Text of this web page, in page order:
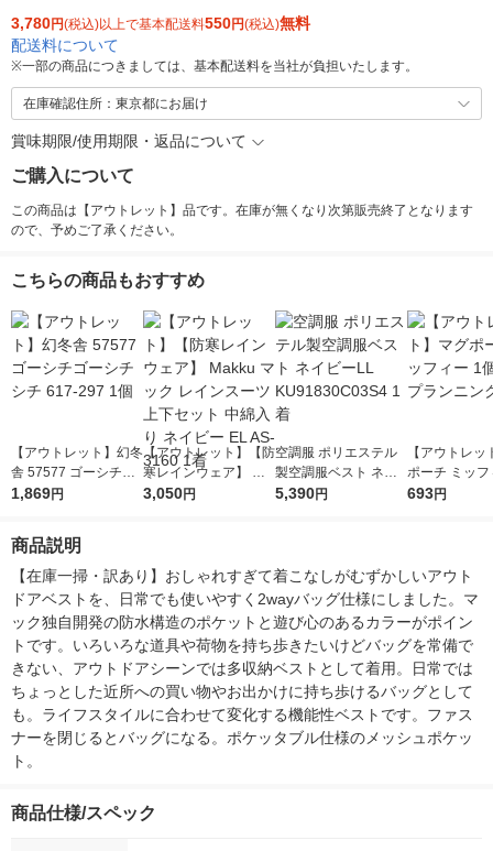
3,780円(税込)以上で基本配送料550円(税込)無料
配送料について
※一部の商品につきましては、基本配送料を当社が負担いたします。
在庫確認住所：東京都にお届け
賞味期限/使用期限・返品について
ご購入について
この商品は【アウトレット】品です。在庫が無くなり次第販売終了となります
ので、予めご了承ください。
こちらの商品もおすすめ
【アウトレット】幻冬
舎 57577 ゴーシチゴ
ーシチシチ 617-297 1
1,869円
【アウトレット】【防
寒レインウェア】 Ma
kku マック レインス
3,050円
空調服 ポリエステル
製空調服ベスト ネイ
ビーLL KU91830C03
5,390円
【アウトレッ
ポーチ ミッフ
個 アイプラン
693円
商品説明
【在庫一掃・訳あり】おしゃれすぎて着こなしがむずかしいアウト
ドアベストを、日常でも使いやすく2wayバッグ仕様にしました。マ
ック独自開発の防水構造のポケットと遊び心のあるカラーがポイン
トです。いろいろな道具や荷物を持ち歩きたいけどバッグを常備で
きない、アウトドアシーンでは多収納ベストとして着用。日常では
ちょっとした近所への買い物やお出かけに持ち歩けるバッグとして
も。ライフスタイルに合わせて変化する機能性ベストです。ファス
ナーを閉じるとバッグになる。ポケッタブル仕様のメッシュポケッ
ト。
商品仕様/スペック